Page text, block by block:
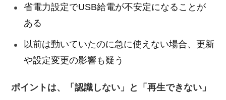
省電力設定でUSB給電が不安定になることが
ある
以前は動いていたのに急に使えない場合、更新
や設定変更の影響も疑う
ポイントは、「認識しない」と「再生できない」